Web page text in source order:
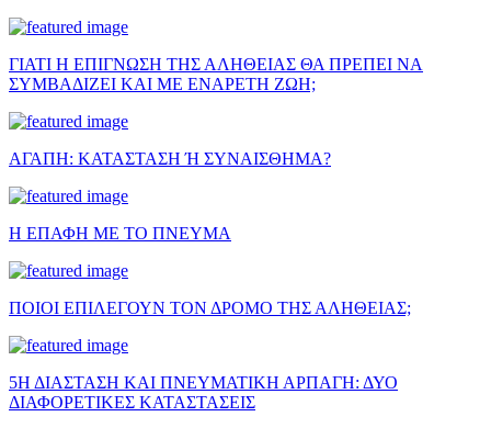
ΓΙΑΤΙ Η ΕΠΙΓΝΩΣΗ ΤΗΣ ΑΛΗΘΕΙΑΣ ΘΑ ΠΡΕΠΕΙ ΝΑ
ΣΥΜΒΑΔΙΖΕΙ ΚΑΙ ΜΕ ΕΝΑΡΕΤΗ ΖΩΗ;
ΑΓΑΠΗ: ΚΑΤΑΣΤΑΣΗ Ή ΣΥΝΑΙΣΘΗΜΑ?
Η ΕΠΑΦΗ ΜΕ ΤΟ ΠΝΕΥΜΑ
ΠΟΙΟΙ ΕΠΙΛΕΓΟΥΝ ΤΟΝ ΔΡΟΜΟ ΤΗΣ ΑΛΗΘΕΙΑΣ;
5Η ΔΙΑΣΤΑΣΗ ΚΑΙ ΠΝΕΥΜΑΤΙΚΗ ΑΡΠΑΓΗ: ΔΥΟ
ΔΙΑΦΟΡΕΤΙΚΕΣ ΚΑΤΑΣΤΑΣΕΙΣ